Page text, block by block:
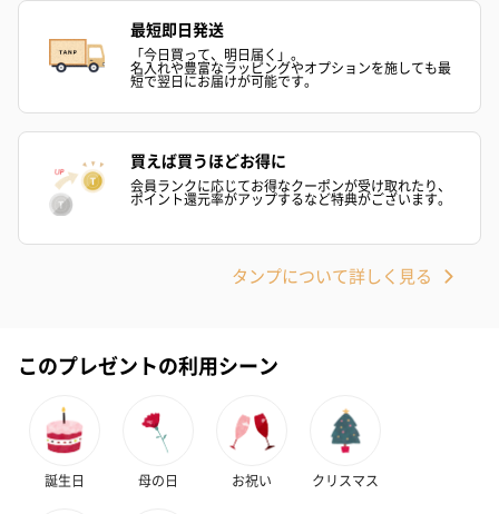
最短即日発送
「今日買って、明日届く」。
名入れや豊富なラッピングやオプションを施しても最
短で翌日にお届けが可能です。
買えば買うほどお得に
会員ランクに応じてお得なクーポンが受け取れたり、
ポイント還元率がアップするなど特典がございます。
タンプについて詳しく見る
このプレゼントの利用シーン
誕生日 母の日 お祝い クリスマス